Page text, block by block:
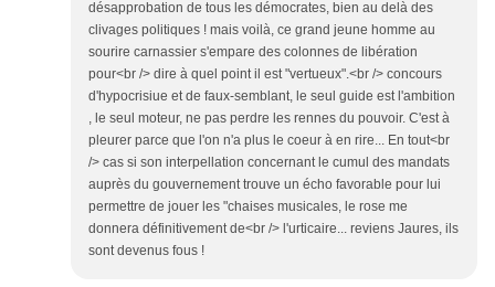
désapprobation de tous les démocrates, bien au delà des
clivages politiques ! mais voilà, ce grand jeune homme au
sourire carnassier s'empare des colonnes de libération
pour<br /> dire à quel point il est "vertueux".<br /> concours
d'hypocrisiue et de faux-semblant, le seul guide est l'ambition
, le seul moteur, ne pas perdre les rennes du pouvoir. C'est à
pleurer parce que l'on n'a plus le coeur à en rire... En tout<br
/> cas si son interpellation concernant le cumul des mandats
auprès du gouvernement trouve un écho favorable pour lui
permettre de jouer les "chaises musicales, le rose me
donnera définitivement de<br /> l'urticaire... reviens Jaures, ils
sont devenus fous !